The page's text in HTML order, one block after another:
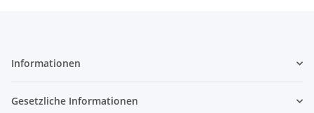
Informationen
Gesetzliche Informationen